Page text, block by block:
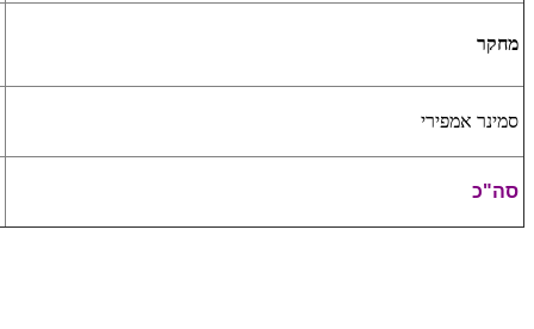
מחקר
סמינר אמפירי
סה"כ